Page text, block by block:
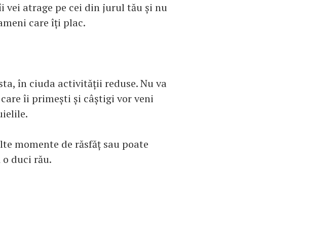
vei atrage pe cei din jurul tău și nu
care îți plac.
în ciuda activității reduse. Nu va
îi primești și câștigi vor veni
momente de răsfăț sau poate
duci rău.